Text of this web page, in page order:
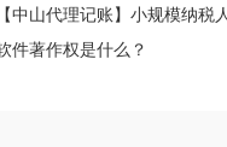
【中山代理记账】小规模纳税
件著作权是什么？